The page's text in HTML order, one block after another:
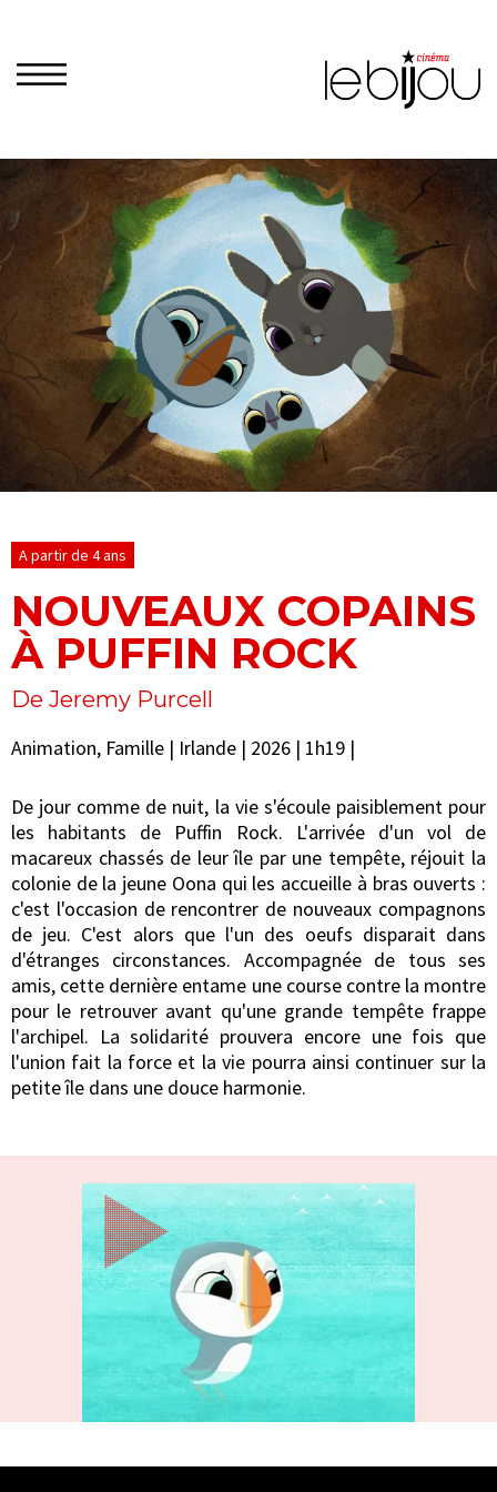
A partir de 4 ans
NOUVEAUX COPAINS
À PUFFIN ROCK
De Jeremy Purcell
Animation, Famille | Irlande | 2026 | 1h19 |
De jour comme de nuit, la vie s'écoule paisiblement pour
les habitants de Puffin Rock. L'arrivée d'un vol de
macareux chassés de leur île par une tempête, réjouit la
colonie de la jeune Oona qui les accueille à bras ouverts :
c'est l'occasion de rencontrer de nouveaux compagnons
de jeu. C'est alors que l'un des oeufs disparait dans
d'étranges circonstances. Accompagnée de tous ses
amis, cette dernière entame une course contre la montre
pour le retrouver avant qu'une grande tempête frappe
l'archipel. La solidarité prouvera encore une fois que
l'union fait la force et la vie pourra ainsi continuer sur la
petite île dans une douce harmonie.